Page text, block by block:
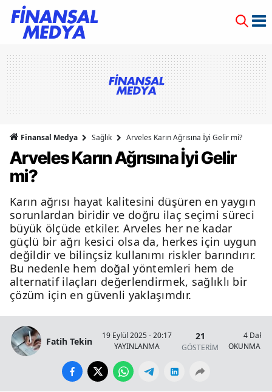
Finansal Medya Sağlık Arveles Karın Ağrısına İyi Gelir mi?
Arveles Karın Ağrısına İyi Gelir
mi?
Karın ağrısı hayat kalitesini düşüren en yaygın
sorunlardan biridir ve doğru ilaç seçimi süreci
büyük ölçüde etkiler. Arveles her ne kadar
güçlü bir ağrı kesici olsa da, herkes için uygun
değildir ve bilinçsiz kullanımı riskler barındırır.
Bu nedenle hem doğal yöntemleri hem de
alternatif ilaçları değerlendirmek, sağlıklı bir
çözüm için en güvenli yaklaşımdır.
Fatih Tekin
19 Eylül 2025 - 20:17
YAYINLANMA
21
GÖSTERİM
4 Dakika
OKUNMA